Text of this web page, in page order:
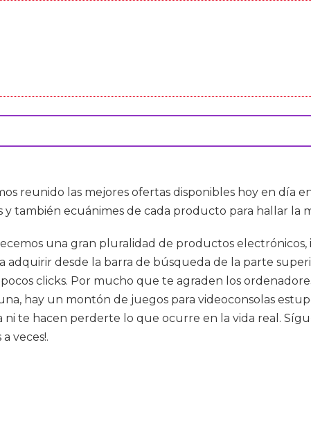
reunido las mejores ofertas disponibles hoy en día
y también ecuánimes de cada producto para hallar la
una gran pluralidad de productos electrónicos,
adquirir desde la barra de búsqueda de la parte
clicks. Por mucho que te agraden los
hay un montón de juegos para videoconsolas
ni te hacen perderte lo que ocurre en la vida real.
veces!.